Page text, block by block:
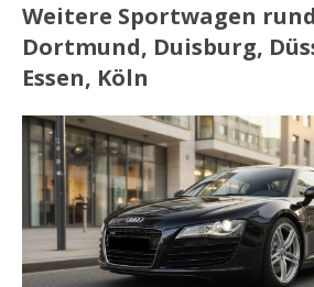
Weitere Sportwagen
Dortmund, Duisburg,
Essen, Köln